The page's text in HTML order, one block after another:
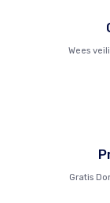
Wees
Gratis